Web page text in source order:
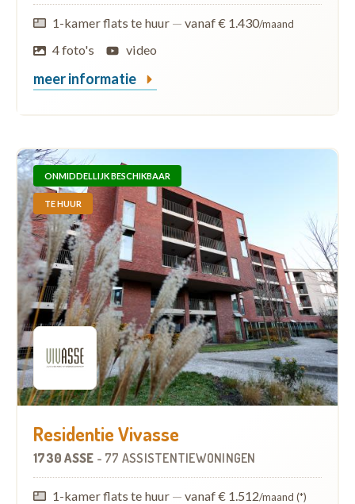
1-kamer flats te huur — vanaf € 1.430/maand
4 foto's video
meer informatie
ONMIDDELLIJK BESCHIKBAAR
TE HUUR
Residentie Vivasse
1730 ASSE - 77 ASSISTENTIEWONINGEN
1-kamer flats te huur — vanaf € 1.512/maand (*)